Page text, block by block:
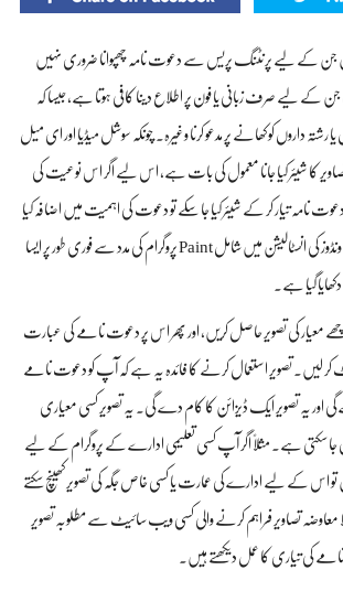
جن کے لیے پرنٹنگ پریس سے دعوت نامہ چھپوانا ضروری نہیں
جن کے لیے صرف زبانی یا فون پر اطلاع دینا کافی ہوتا ہے، جیسا کہ
داروں کو کھانے پر مدعو کرنا وغیرہ۔ چونکہ سوشل میڈیا اور ای میل
کا شیئر کیا جانا معمول کی بات ہے، اس لیے اگر اس نوعیت کی
نامہ تیار کر کے شیئر کیا جا سکے تو دعوت کی اہمیت میں اضافہ کیا
جا سکتا ہے۔ اس ٹٹوریل میں ونڈوز کی انسٹالیشن میں شامل Paint پروگرام کی مدد سے فوری طور پر ایسا
گیا ہے۔
معیار کی تصویر حاصل کریں، اور پھر اس پر دعوت نامے کی عبارت
کر لیں۔ تصویر استعمال کرنے کا فائدہ یہ ہے کہ آپ کو دعوت نامے
اور یہ تصویر ایک ڈیزائن کا کام دے گی۔ یہ تصویر کسی معیاری
سکتی ہے۔ مثلاً‌ اگر آپ کسی تعلیمی ادارے کے پروگرام کے لیے
تو اس کے لیے ادارے کی عمارت یا کسی خاص جگہ کی تصویر کھینچ سکتے
معاوضہ تصاویر فراہم کرنے والی کسی ویب سائیٹ سے مطلوبہ تصویر
کی تیاری کا عمل دیکھتے ہیں۔